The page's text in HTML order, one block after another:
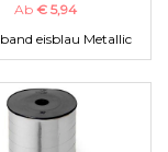
Ab € 5,94
eisblau Metallic